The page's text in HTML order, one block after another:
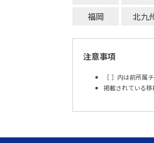
福岡
北九
注意事項
［ ］内は前所属
掲載されている